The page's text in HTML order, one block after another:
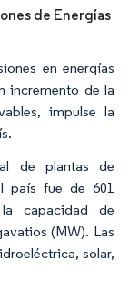
de Energías
en energías
incremento de la
impulse la
de plantas de
país fue de 601
capacidad de
(MW). Las
solar,